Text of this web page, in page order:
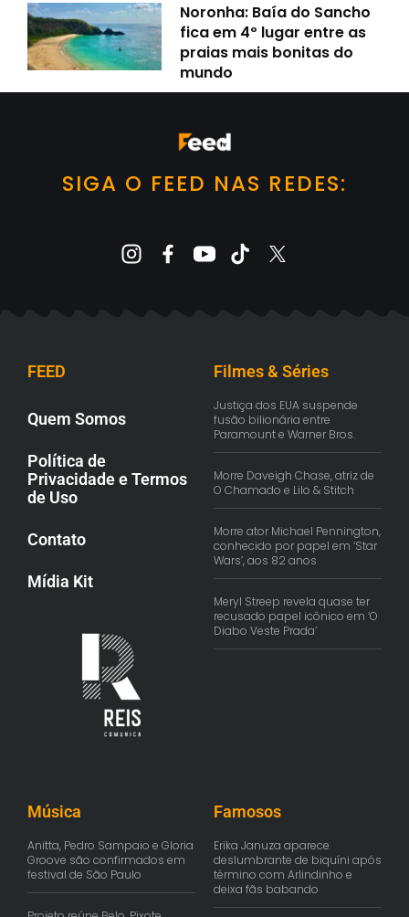
Noronha: Baía do Sancho
fica em 4º lugar entre as
praias mais bonitas do
mundo
SIGA O FEED NAS REDES:
FEED
Quem Somos
Política de
Privacidade e Termos
de Uso
Contato
Mídia Kit
Filmes & Séries
Justiça dos EUA suspende
fusão bilionária entre
Paramount e Warner Bros.
Morre Daveigh Chase, atriz de
O Chamado e Lilo & Stitch
Morre ator Michael Pennington,
conhecido por papel em ‘Star
Wars’, aos 82 anos
Meryl Streep revela quase ter
recusado papel icônico em ‘O
Diabo Veste Prada’
Música
Anitta, Pedro Sampaio e Gloria
Groove são confirmados em
festival de São Paulo
Famosos
Erika Januza aparece
deslumbrante de biquíni após
término com Arlindinho e
deixa fãs babando